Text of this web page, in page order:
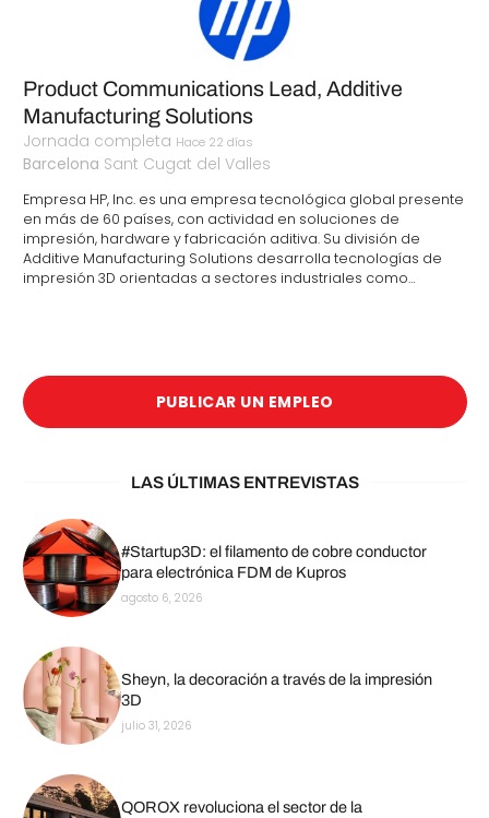
Product Communications Lead, Additive
Manufacturing Solutions
Jornada completa Hace 22 días
Barcelona Sant Cugat del Valles
Empresa HP, Inc. es una empresa tecnológica global presente
en más de 60 países, con actividad en soluciones de
impresión, hardware y fabricación aditiva. Su división de
Additive Manufacturing Solutions desarrolla tecnologías de
impresión 3D orientadas a sectores industriales como…
PUBLICAR UN EMPLEO
LAS ÚLTIMAS ENTREVISTAS
#Startup3D: el filamento de cobre conductor
para electrónica FDM de Kupros
agosto 6, 2026
Sheyn, la decoración a través de la impresión
3D
julio 31, 2026
QOROX revoluciona el sector de la